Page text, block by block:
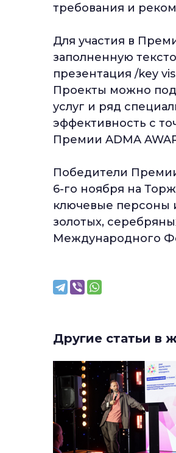
требования и
Для участия в
заполненную
презентация /key
Проекты можно
услуг и ряд
эффективность с
Премии ADMA
Победители Премии
6-го ноября на
ключевые персоны
золотых,
Международного
Другие статьи в